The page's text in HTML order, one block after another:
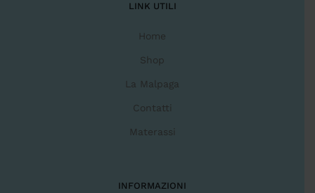
LINK UTILI
Home
Shop
La Malpaga
Contatti
Materassi
INFORMAZIONI